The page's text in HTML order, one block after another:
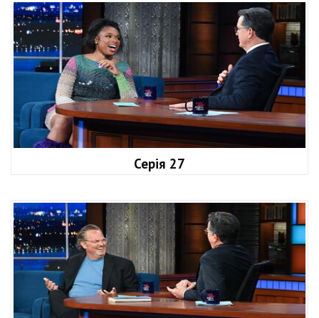
Серія 27